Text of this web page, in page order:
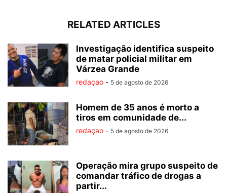
RELATED ARTICLES
Investigação identifica suspeito
de matar policial militar em
Várzea Grande
redaçao - 5 de agosto de 2026
Homem de 35 anos é morto a
tiros em comunidade de...
redaçao - 5 de agosto de 2026
Operação mira grupo suspeito de
comandar tráfico de drogas a
partir...